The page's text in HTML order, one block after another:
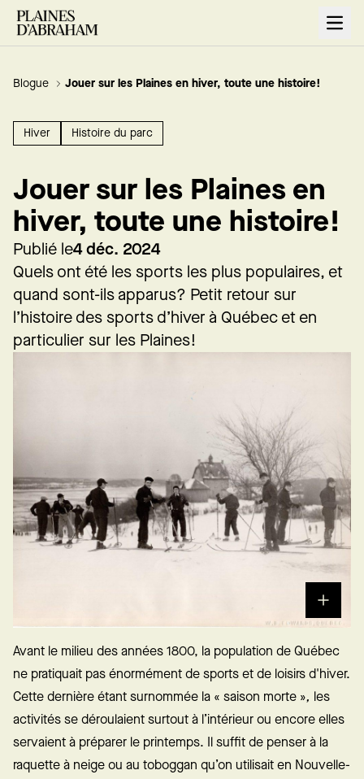
Open
Blogue Jouer sur les Plaines en hiver, toute une histoire!
Hiver Histoire du parc
Jouer sur les Plaines en
hiver, toute une histoire!
Publié le4 déc. 2024
Quels ont été les sports les plus populaires, et
quand sont-ils apparus? Petit retour sur
l’histoire des sports d’hiver à Québec et en
particulier sur les Plaines!
Avant le milieu des années 1800, la population de Québec
ne pratiquait pas énormément de sports et de loisirs d'hiver.
Cette dernière étant surnommée la « saison morte », les
activités se déroulaient surtout à l’intérieur ou encore elles
servaient à préparer le printemps. Il suffit de penser à la
raquette à neige ou au toboggan qu’on utilisait en Nouvelle-